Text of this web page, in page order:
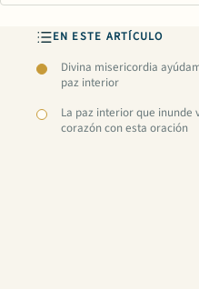
EN ESTE ARTÍCULO
Divina misericordia
paz interior
La paz interior que inunde
corazón con esta oración